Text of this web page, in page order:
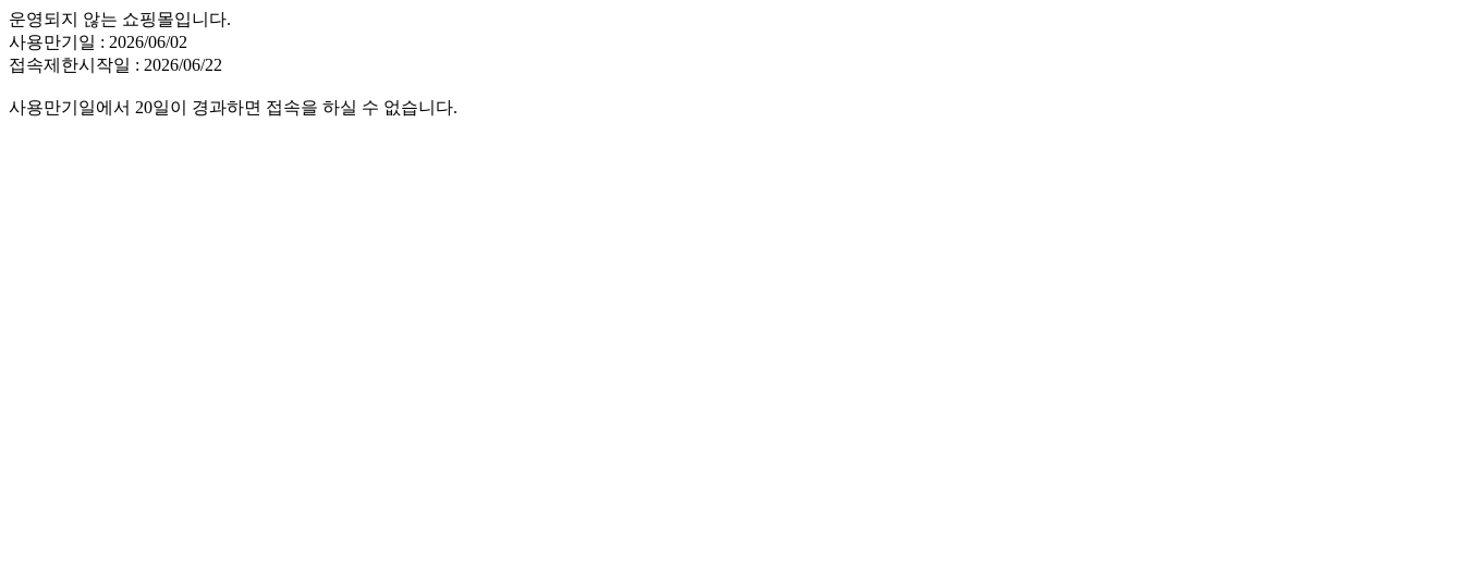
운영되지 않는 쇼핑몰입니다.
사용만기일 : 2026/06/02
접속제한시작일 : 2026/06/22
사용만기일에서 20일이 경과하면 접속을 하실 수 없습니다.